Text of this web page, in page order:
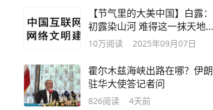
【节气里的大美中国】白露：
初露染山河 难得这一抹天地
颜色
10万阅读 2025年09月07日
霍尔木兹海峡出路在哪？伊朗
驻华大使答记者问
826阅读 4天前